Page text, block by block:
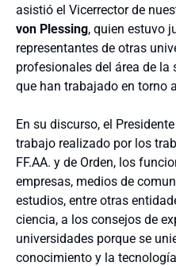
asistió el Vicerrector de
von Plessing, quien estuvo
representantes de otras
profesionales del área de
que han trabajado en torno
En su discurso, el
trabajo realizado por los
FF.AA. y de Orden, los
empresas, medios de
estudios, entre otras
ciencia, a los consejos de
universidades porque se
conocimiento y la